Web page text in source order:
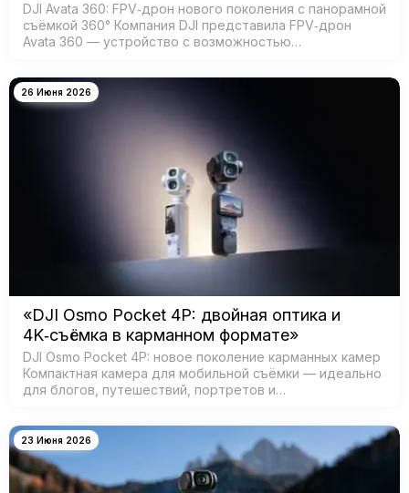
DJI Avata 360: FPV‑дрон нового поколения с панорамной
съёмкой 360° Компания DJI представила FPV‑дрон
Avata 360 — устройство с возможностью
иммерсивных видео. Модель создана для:…
26 Июня 2026
«DJI Osmo Pocket 4P: двойная оптика и
4K‑съёмка в карманном формате»
DJI Osmo Pocket 4P: новое поколение карманных камер
Компактная камера для мобильной съёмки — идеально
для блогов, путешествий, портретов и
двойная система камер: ш…
23 Июня 2026